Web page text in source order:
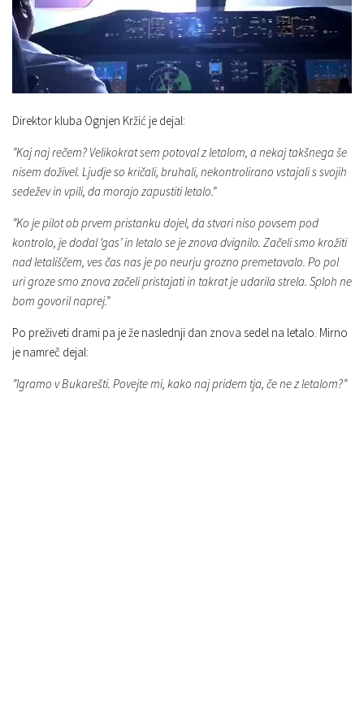
Direktor kluba Ognjen Kržić je dejal:
”Kaj naj rečem? Velikokrat sem potoval z letalom, a nekaj takšnega še
nisem doživel. Ljudje so kričali, bruhali, nekontrolirano vstajali s svojih
sedežev in vpili, da morajo zapustiti letalo.”
”Ko je pilot ob prvem pristanku dojel, da stvari niso povsem pod
kontrolo, je dodal ‘gas’ in letalo se je znova dvignilo. Začeli smo krožiti
nad letališčem, ves čas nas je po neurju grozno premetavalo. Po pol
uri groze smo znova začeli pristajati in takrat je udarila strela. Sploh ne
bom govoril naprej.”
Po preživeti drami pa je že naslednji dan znova sedel na letalo. Mirno
je namreč dejal:
”Igramo v Bukarešti. Povejte mi, kako naj pridem tja, če ne z letalom?”